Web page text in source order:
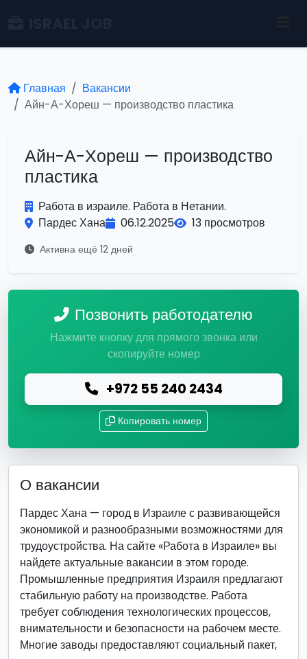
Главная
Вакансии
Айн-А-Хореш — производство пластика
Айн-А-Хореш — производство
пластика
Работа в израиле. Работа в Нетании.
Пардес Хана
06.12.2025 13 просмотров
Активна ещё 12 дней
Позвонить работодателю
Нажмите кнопку для прямого звонка или
скопируйте номер
+972 55 240 2434
Копировать номер
О вакансии
Пардес Хана — город в Израиле с развивающейся
экономикой и разнообразными возможностями для
трудоустройства. На сайте «Работа в Израиле» вы
найдете актуальные вакансии в этом городе.
Промышленные предприятия Израиля предлагают
стабильную работу на производстве. Работа
требует соблюдения технологических процессов,
внимательности и безопасности на рабочем месте.
Многие заводы предоставляют социальный пакет,